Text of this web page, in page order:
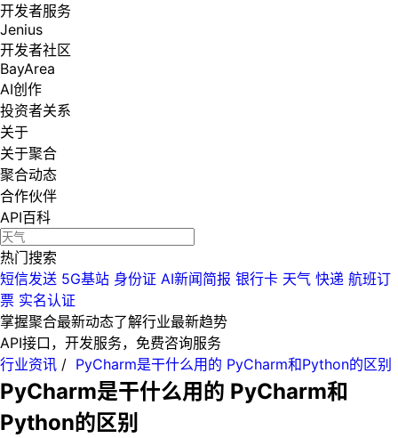
开发者服务
Jenius
开发者社区
BayArea
AI创作
投资者关系
关于
关于聚合
聚合动态
合作伙伴
API百科
热门搜索
短信发送 5G基站 身份证 AI新闻简报 银行卡 天气 快递 航班订
票 实名认证
掌握聚合最新动态了解行业最新趋势
API接口，开发服务，免费咨询服务
行业资讯 / PyCharm是干什么用的 PyCharm和Python的区别
PyCharm是干什么用的 PyCharm和
Python的区别